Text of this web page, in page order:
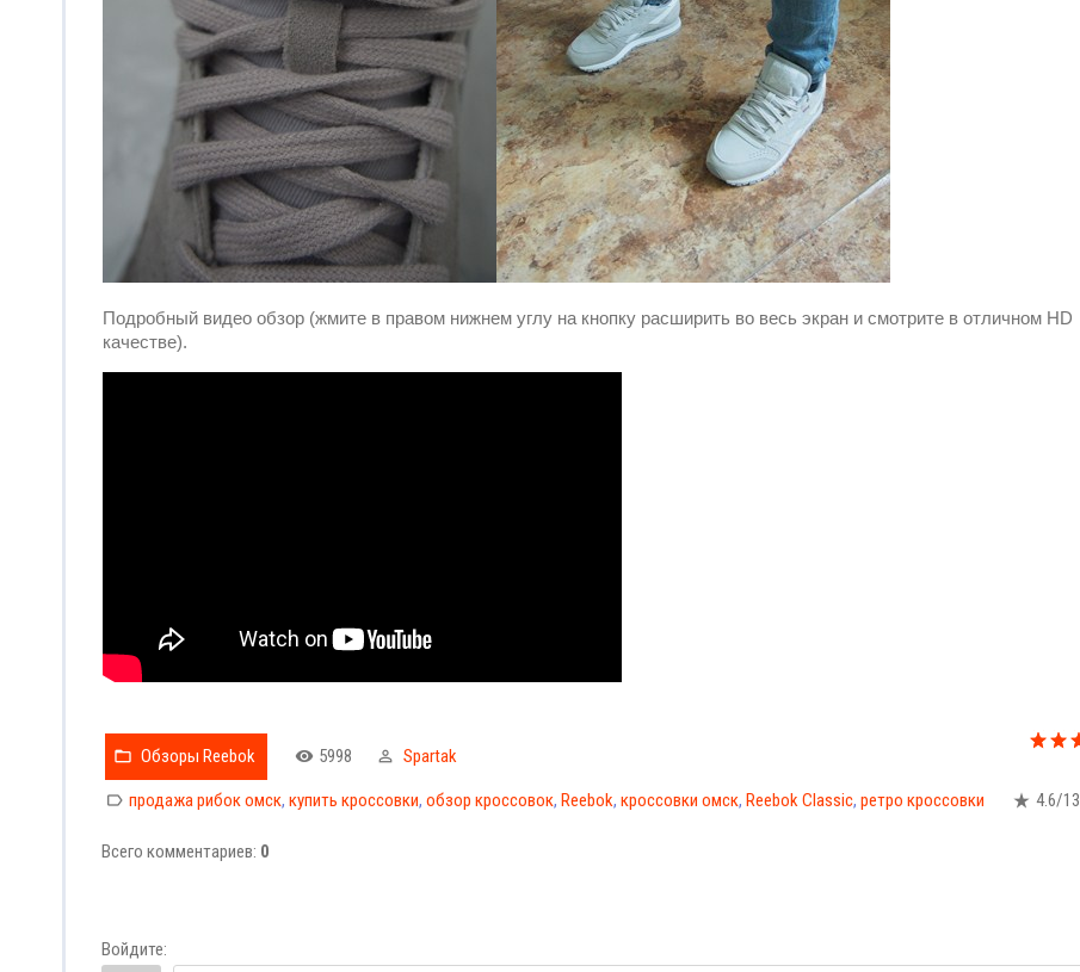
Подробный видео обзор (жмите в правом нижнем углу на кнопку расширить во весь экран и смотрите в отличном HD
качестве).
Обзоры Reebok 5998 Spartak
продажа рибок омск, купить кроссовки, обзор кроссовок, Reebok, кроссовки омск, Reebok Classic, ретро кроссовки 4.6/13
Всего комментариев: 0
Войдите: